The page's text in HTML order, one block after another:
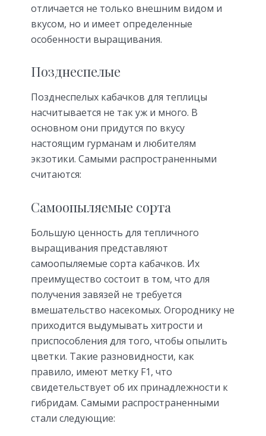
отличается не только внешним видом и
вкусом, но и имеет определенные
особенности выращивания.
Позднеспелые
Позднеспелых кабачков для теплицы
насчитывается не так уж и много. В
основном они придутся по вкусу
настоящим гурманам и любителям
экзотики. Самыми распространенными
считаются:
Самоопыляемые сорта
Большую ценность для тепличного
выращивания представляют
самоопыляемые сорта кабачков. Их
преимущество состоит в том, что для
получения завязей не требуется
вмешательство насекомых. Огороднику не
приходится выдумывать хитрости и
приспособления для того, чтобы опылить
цветки. Такие разновидности, как
правило, имеют метку F1, что
свидетельствует об их принадлежности к
гибридам. Самыми распространенными
стали следующие: